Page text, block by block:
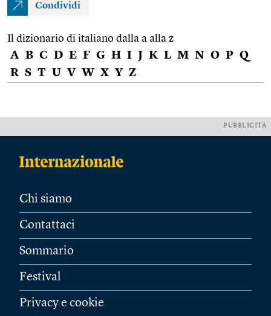
Condividi
Il dizionario di italiano dalla a alla z
A B C D E F G H I J K L M N O P Q
R S T U V W X Y Z
PUBBLICITÀ
Chi siamo
Contattaci
Sommario
Festival
Privacy e cookie